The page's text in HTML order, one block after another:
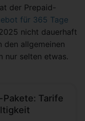
der Prepaid-
für 365 Tage
nicht dauerhaft
allgemeinen
nur selten etwas.
Pakete: Tarife